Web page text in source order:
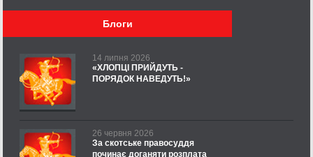
Блоги
14 липня 2026
«ХЛОПЦІ ПРИЙДУТЬ -
ПОРЯДОК НАВЕДУТЬ!»
26 червня 2026
За скотське правосуддя
починає доганяти розплата